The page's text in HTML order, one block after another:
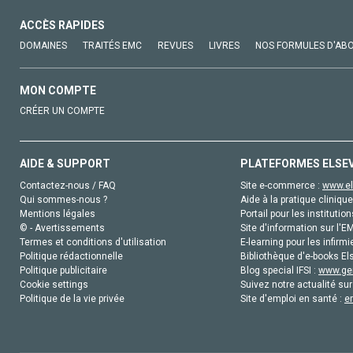
ACCÈS RAPIDES
DOMAINES TRAITÉS EMC REVUES LIVRES NOS FORMULES
MON COMPTE
CRÉER UN COMPTE
AIDE & SUPPORT
Contactez-nous / FAQ
Qui sommes-nous ?
Mentions légales
© - Avertissements
Termes et conditions d'utilisation
Politique rédactionnelle
Politique publicitaire
Cookie settings
Politique de la vie privée
PLATEFORMES
Site e-commerce :
Aide à la pratique
Portail pour les
Site d'information sur
E-learning pour les
Bibliothèque d'e-books
Blog special IFSI :
Suivez notre actualité
Site d'emploi en santé :